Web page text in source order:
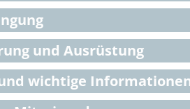
und Ausrüstung
wichtige